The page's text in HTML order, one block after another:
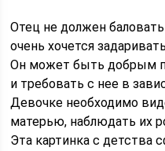
Отец не должен
очень хочется
Он может быть добрым
и требовать с нее в
Девочке необходимо
матерью, наблюдать их
Эта картинка с детства